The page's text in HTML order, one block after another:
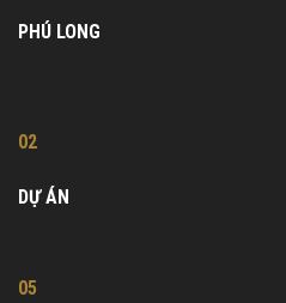
PHÚ LONG
02
DỰ ÁN
05